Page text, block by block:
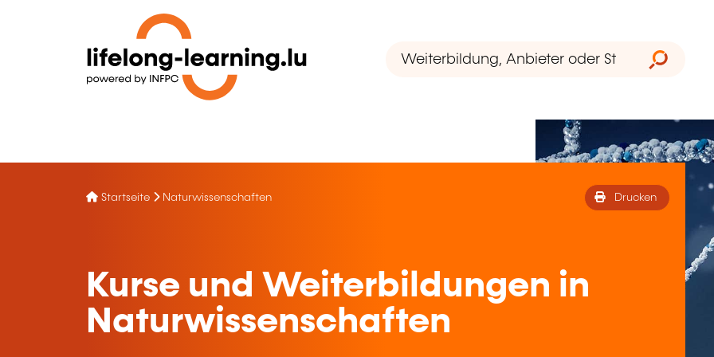
Startseite Naturwissenschaften Drucken
Kurse und Weiterbildungen in
Naturwissenschaften